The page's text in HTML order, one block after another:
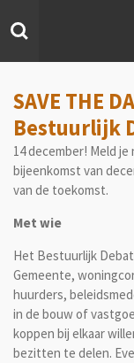
direct
hoofdinhoud
SAVE THE
Bestuurlijk
14 december! Meld
bijeenkomst van
van de toekomst.
Met wie
Het Bestuurlijk
Gemeente,
huurders,
in de bouw of
koppen bij elkaar
bezitten te delen.